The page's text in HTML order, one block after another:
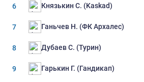
6 Князькин С. (Kaskad)
7 Ганьчев Н. (ФК Архалес)
8 Дубаев С. (Турин)
9 Гарькин Г. (Гандикап)